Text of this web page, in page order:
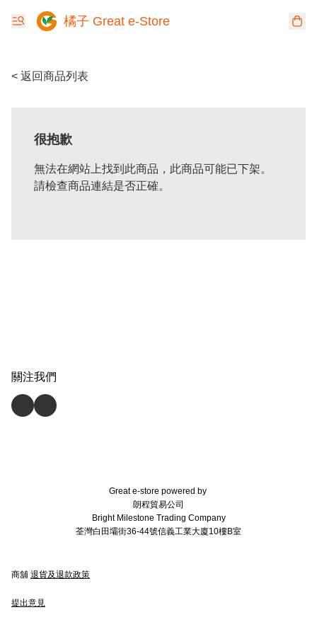
橘子 Great e-Store
< 返回商品列表
很抱歉
無法在網站上找到此商品，此商品可能已下架。
請檢查商品連結是否正確。
關注我們
Great e-store powered by
朗程貿易公司
Bright Milestone Trading Company
荃灣白田壩街36-44號信義工業大廈10樓B室
商舖 退貨及退款政策
提出意見